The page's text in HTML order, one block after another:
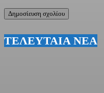
ΤΕΛΕΥΤΑΙΑ ΝΕΑ